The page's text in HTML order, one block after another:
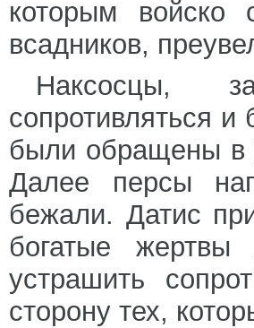
которым
всадников,
Наксосцы,
сопротивляться
были обращены в
Далее персы
бежали. Датис
богатые
устрашить
сторону тех,